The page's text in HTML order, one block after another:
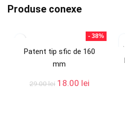
Produse conexe
- 38%
Patent tip sfic de 160
mm
29.00lei 18.00 lei